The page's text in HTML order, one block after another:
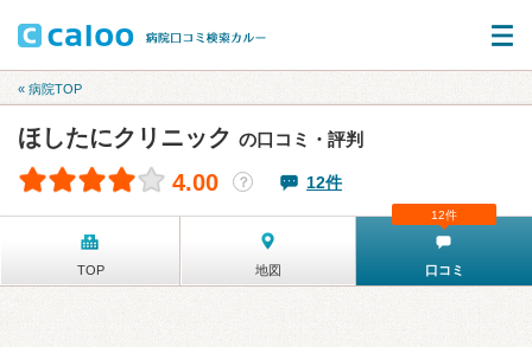
« 病院TOP
ほしたにクリニック の口コミ・評判
4.00 ？ 12件
TOP 地図 口コミ
12件